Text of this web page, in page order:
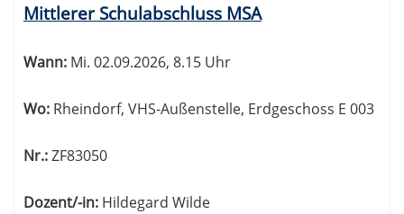
Mittlerer Schulabschluss MSA
Wann: Mi. 02.09.2026, 8.15 Uhr
Wo: Rheindorf, VHS-Außenstelle, Erdgeschoss E 003
Nr.:ZF83050
Dozent/-in: Hildegard Wilde